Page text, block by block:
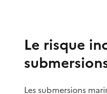
Le risque
Les submersions